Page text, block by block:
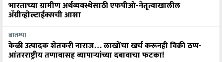
भारताच्या ग्रामीण अर्थव्यवस्थेसाठी एफपीओ-नेतृत्वाखालील
अ‍ॅग्रीव्होल्टाईक्सची आशा
बातम्या
केळी उत्पादक शेतकरी नाराज… लाखोंचा खर्च करूनही विक्री ठप्प-
आंतरराष्ट्रीय तणावासह व्यापाऱ्यांच्या दबावाचा फटका!